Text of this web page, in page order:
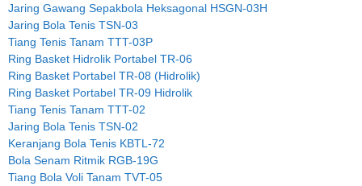
Jaring Gawang Sepakbola Heksagonal HSGN-03H
Jaring Bola Tenis TSN-03
Tiang Tenis Tanam TTT-03P
Ring Basket Hidrolik Portabel TR-06
Ring Basket Portabel TR-08 (Hidrolik)
Ring Basket Portabel TR-09 Hidrolik
Tiang Tenis Tanam TTT-02
Jaring Bola Tenis TSN-02
Keranjang Bola Tenis KBTL-72
Bola Senam Ritmik RGB-19G
Tiang Bola Voli Tanam TVT-05